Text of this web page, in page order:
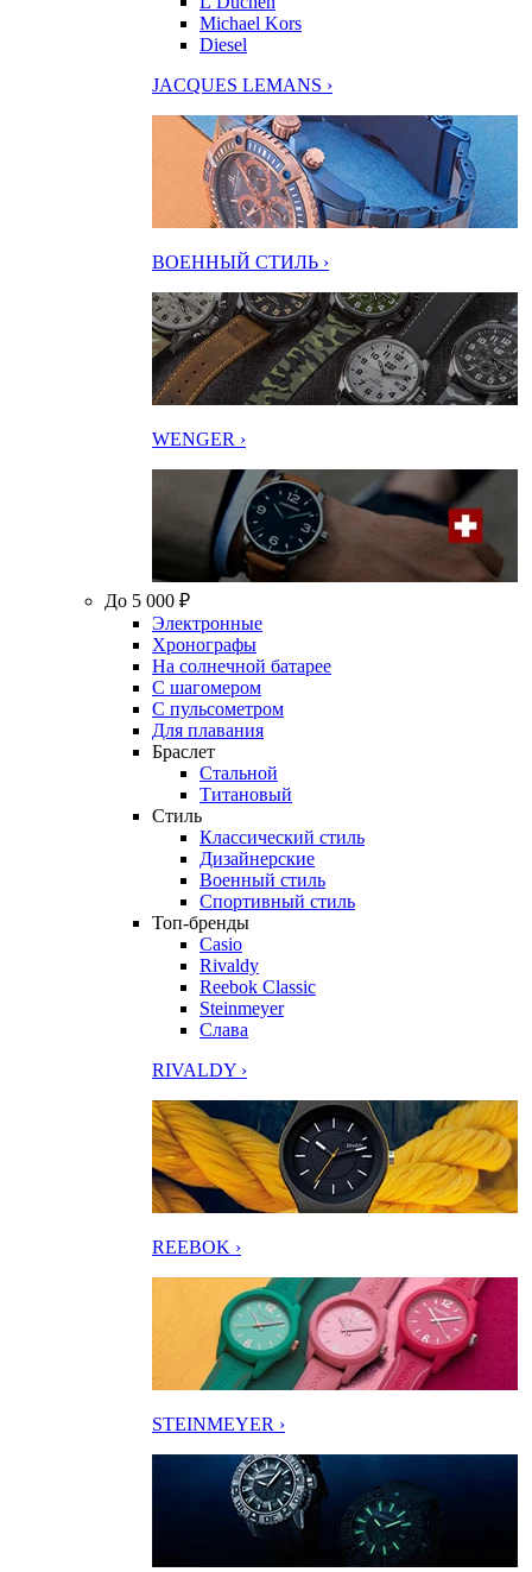
Michael Kors
Diesel
JACQUES LEMANS ›
ВОЕННЫЙ СТИЛЬ ›
WENGER ›
До 5 000 ₽
Электронные
Хронографы
На солнечной батарее
С шагомером
С пульсометром
Для плавания
Браслет
Стальной
Титановый
Стиль
Классический стиль
Дизайнерские
Военный стиль
Спортивный стиль
Топ-бренды
Casio
Rivaldy
Reebok Classic
Steinmeyer
Слава
RIVALDY ›
REEBOK ›
STEINMEYER ›